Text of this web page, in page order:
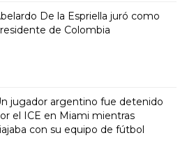
De la Espriella juró como
de Colombia
jugador argentino fue detenido
el ICE en Miami mientras
con su equipo de fútbol